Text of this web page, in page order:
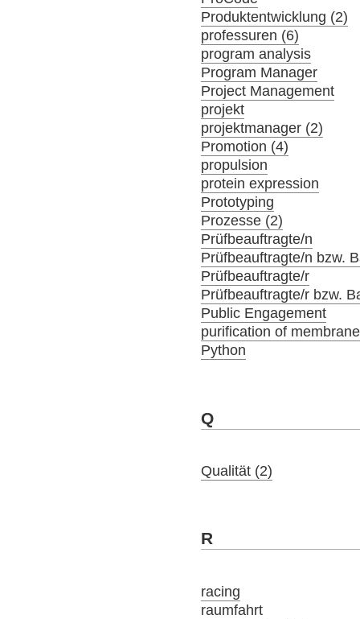
Produktentwicklung (2)
professuren (6)
program analysis
Program Manager
Project Management
projekt
projektmanager (2)
Promotion (4)
propulsion
protein expression
Prototyping
Prozesse (2)
Prüfbeauftragte/n
Prüfbeauftragte/n bzw.
Prüfbeauftragte/r
Prüfbeauftragte/r bzw.
Public Engagement
purification of
Python
Q
Qualität (2)
R
racing
raumfahrt